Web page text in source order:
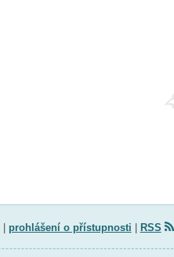
prohlášení o přístupnosti RSS